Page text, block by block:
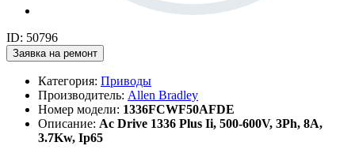
ID: 50796
Заявка на ремонт
Категория: Приводы
Производитель: Allen Bradley
Номер модели: 1336FCWF50AFDE
Описание: Ac Drive 1336 Plus Ii, 500-600V, 3Ph, 8A,
3.7Kw, Ip65